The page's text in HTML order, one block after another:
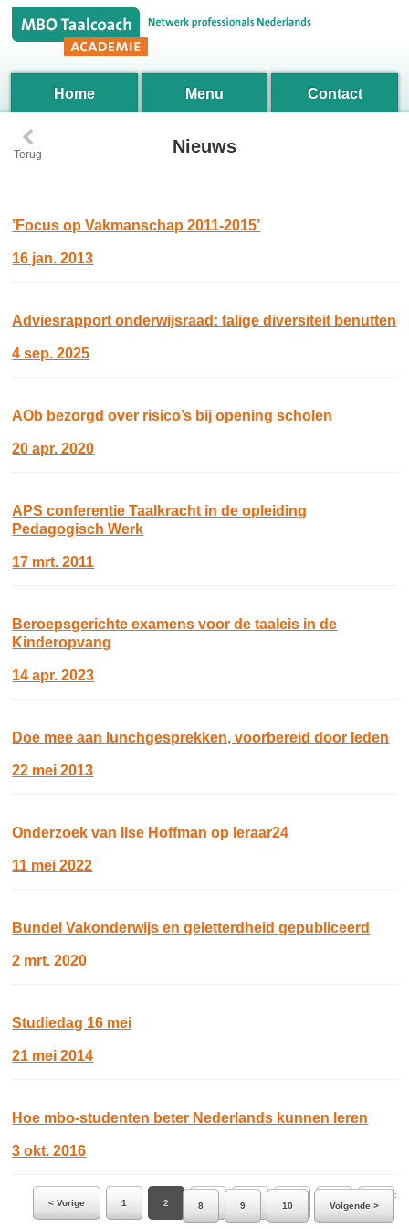
Home Menu Contact
‹
Terug Nieuws
’Focus op Vakmanschap 2011-2015’
16 jan. 2013
Adviesrapport onderwijsraad: talige diversiteit benutten
4 sep. 2025
AOb bezorgd over risico’s bij opening scholen
20 apr. 2020
APS conferentie Taalkracht in de opleiding
Pedagogisch Werk
17 mrt. 2011
Beroepsgerichte examens voor de taaleis in de
Kinderopvang
14 apr. 2023
Doe mee aan lunchgesprekken, voorbereid door leden
22 mei 2013
Onderzoek van Ilse Hoffman op leraar24
11 mei 2022
Bundel Vakonderwijs en geletterdheid gepubliceerd
2 mrt. 2020
Studiedag 16 mei
21 mei 2014
Hoe mbo-studenten beter Nederlands kunnen leren
3 okt. 2016
Ga naar pagina:
< Vorige
1 2 5 6 7
8 9 10 Volgende >